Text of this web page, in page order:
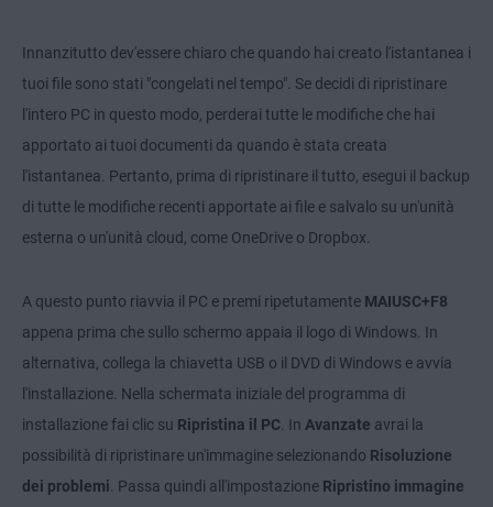
Innanzitutto dev'essere chiaro che quando hai creato l'istantanea i
tuoi file sono stati "congelati nel tempo". Se decidi di ripristinare
l'intero PC in questo modo, perderai tutte le modifiche che hai
apportato ai tuoi documenti da quando è stata creata
l'istantanea. Pertanto, prima di ripristinare il tutto, esegui il backup
di tutte le modifiche recenti apportate ai file e salvalo su un'unità
esterna o un'unità cloud, come OneDrive o Dropbox.
A questo punto riavvia il PC e premi ripetutamente MAIUSC+F8
appena prima che sullo schermo appaia il logo di Windows. In
alternativa, collega la chiavetta USB o il DVD di Windows e avvia
l'installazione. Nella schermata iniziale del programma di
installazione fai clic su Ripristina il PC. In Avanzate avrai la
possibilità di ripristinare un'immagine selezionando Risoluzione
dei problemi. Passa quindi all'impostazione Ripristino immagine